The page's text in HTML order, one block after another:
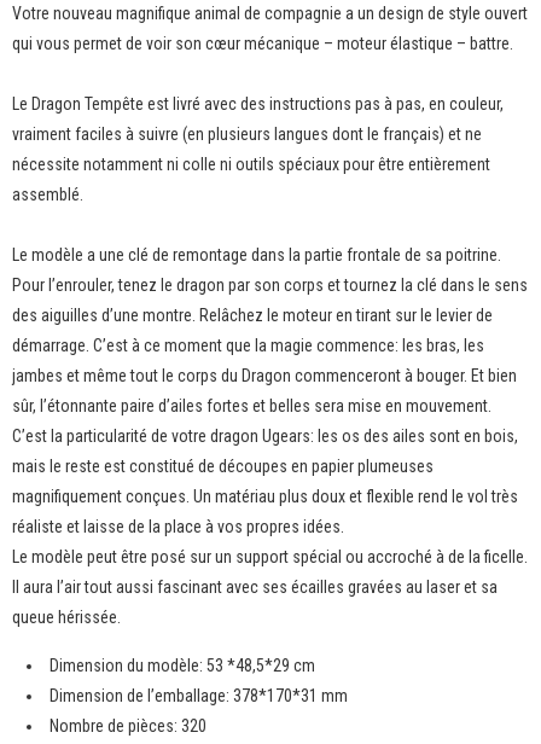
Votre nouveau magnifique animal de compagnie a un design de style ouvert
qui vous permet de voir son cœur mécanique – moteur élastique – battre.
Le Dragon Tempête est livré avec des instructions pas à pas, en couleur,
vraiment faciles à suivre (en plusieurs langues dont le français) et ne
nécessite notamment ni colle ni outils spéciaux pour être entièrement
assemblé.
Le modèle a une clé de remontage dans la partie frontale de sa poitrine.
Pour l’enrouler, tenez le dragon par son corps et tournez la clé dans le sens
des aiguilles d’une montre. Relâchez le moteur en tirant sur le levier de
démarrage. C’est à ce moment que la magie commence: les bras, les
jambes et même tout le corps du Dragon commenceront à bouger. Et bien
sûr, l’étonnante paire d’ailes fortes et belles sera mise en mouvement.
C’est la particularité de votre dragon Ugears: les os des ailes sont en bois,
mais le reste est constitué de découpes en papier plumeuses
magnifiquement conçues. Un matériau plus doux et flexible rend le vol très
réaliste et laisse de la place à vos propres idées.
Le modèle peut être posé sur un support spécial ou accroché à de la ficelle.
Il aura l’air tout aussi fascinant avec ses écailles gravées au laser et sa
queue hérissée.
Dimension du modèle: 53 *48,5*29 cm
Dimension de l’emballage: 378*170*31 mm
Nombre de pièces: 320